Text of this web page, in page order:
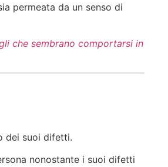
permeata da un senso di
che sembrano comportarsi in
dei suoi difetti.
nonostante i suoi difetti